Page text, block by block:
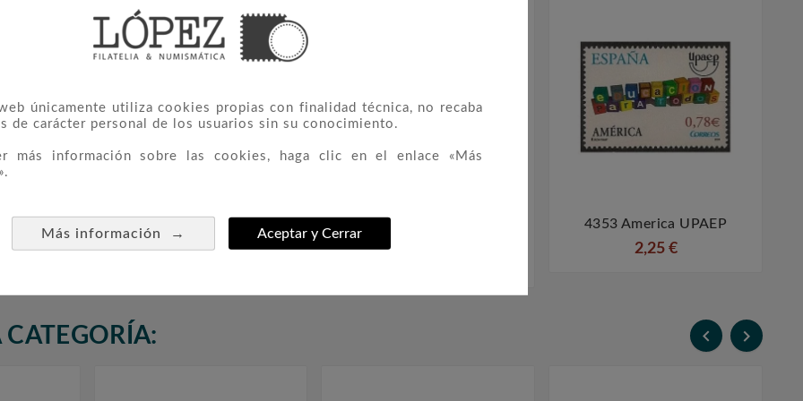
únicamente utiliza cookies propias con finalidad técnica, no recaba
de carácter personal de los usuarios sin su conocimiento.
más información sobre las cookies, haga clic en el enlace «Más
Más información → Aceptar y Cerrar

4159 Europa
1,50 €
4312 Centenario Del
Institut D'Estudis Catalans
 
4353 America UPAEP
2,25 €
 